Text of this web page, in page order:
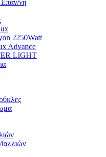
νη
2250Watt
Advance
LIGHT